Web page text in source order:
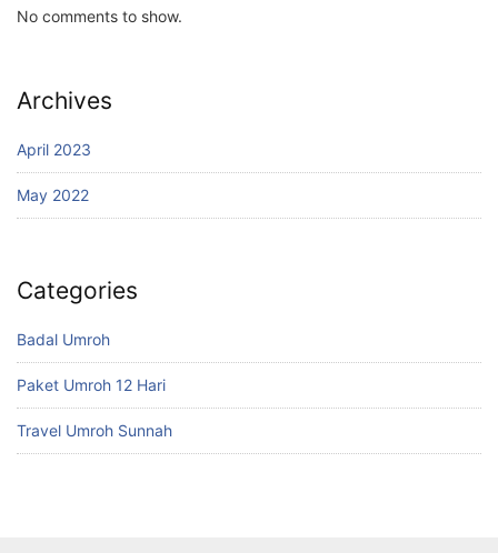
No comments to show.
Archives
April 2023
May 2022
Categories
Badal Umroh
Paket Umroh 12 Hari
Travel Umroh Sunnah